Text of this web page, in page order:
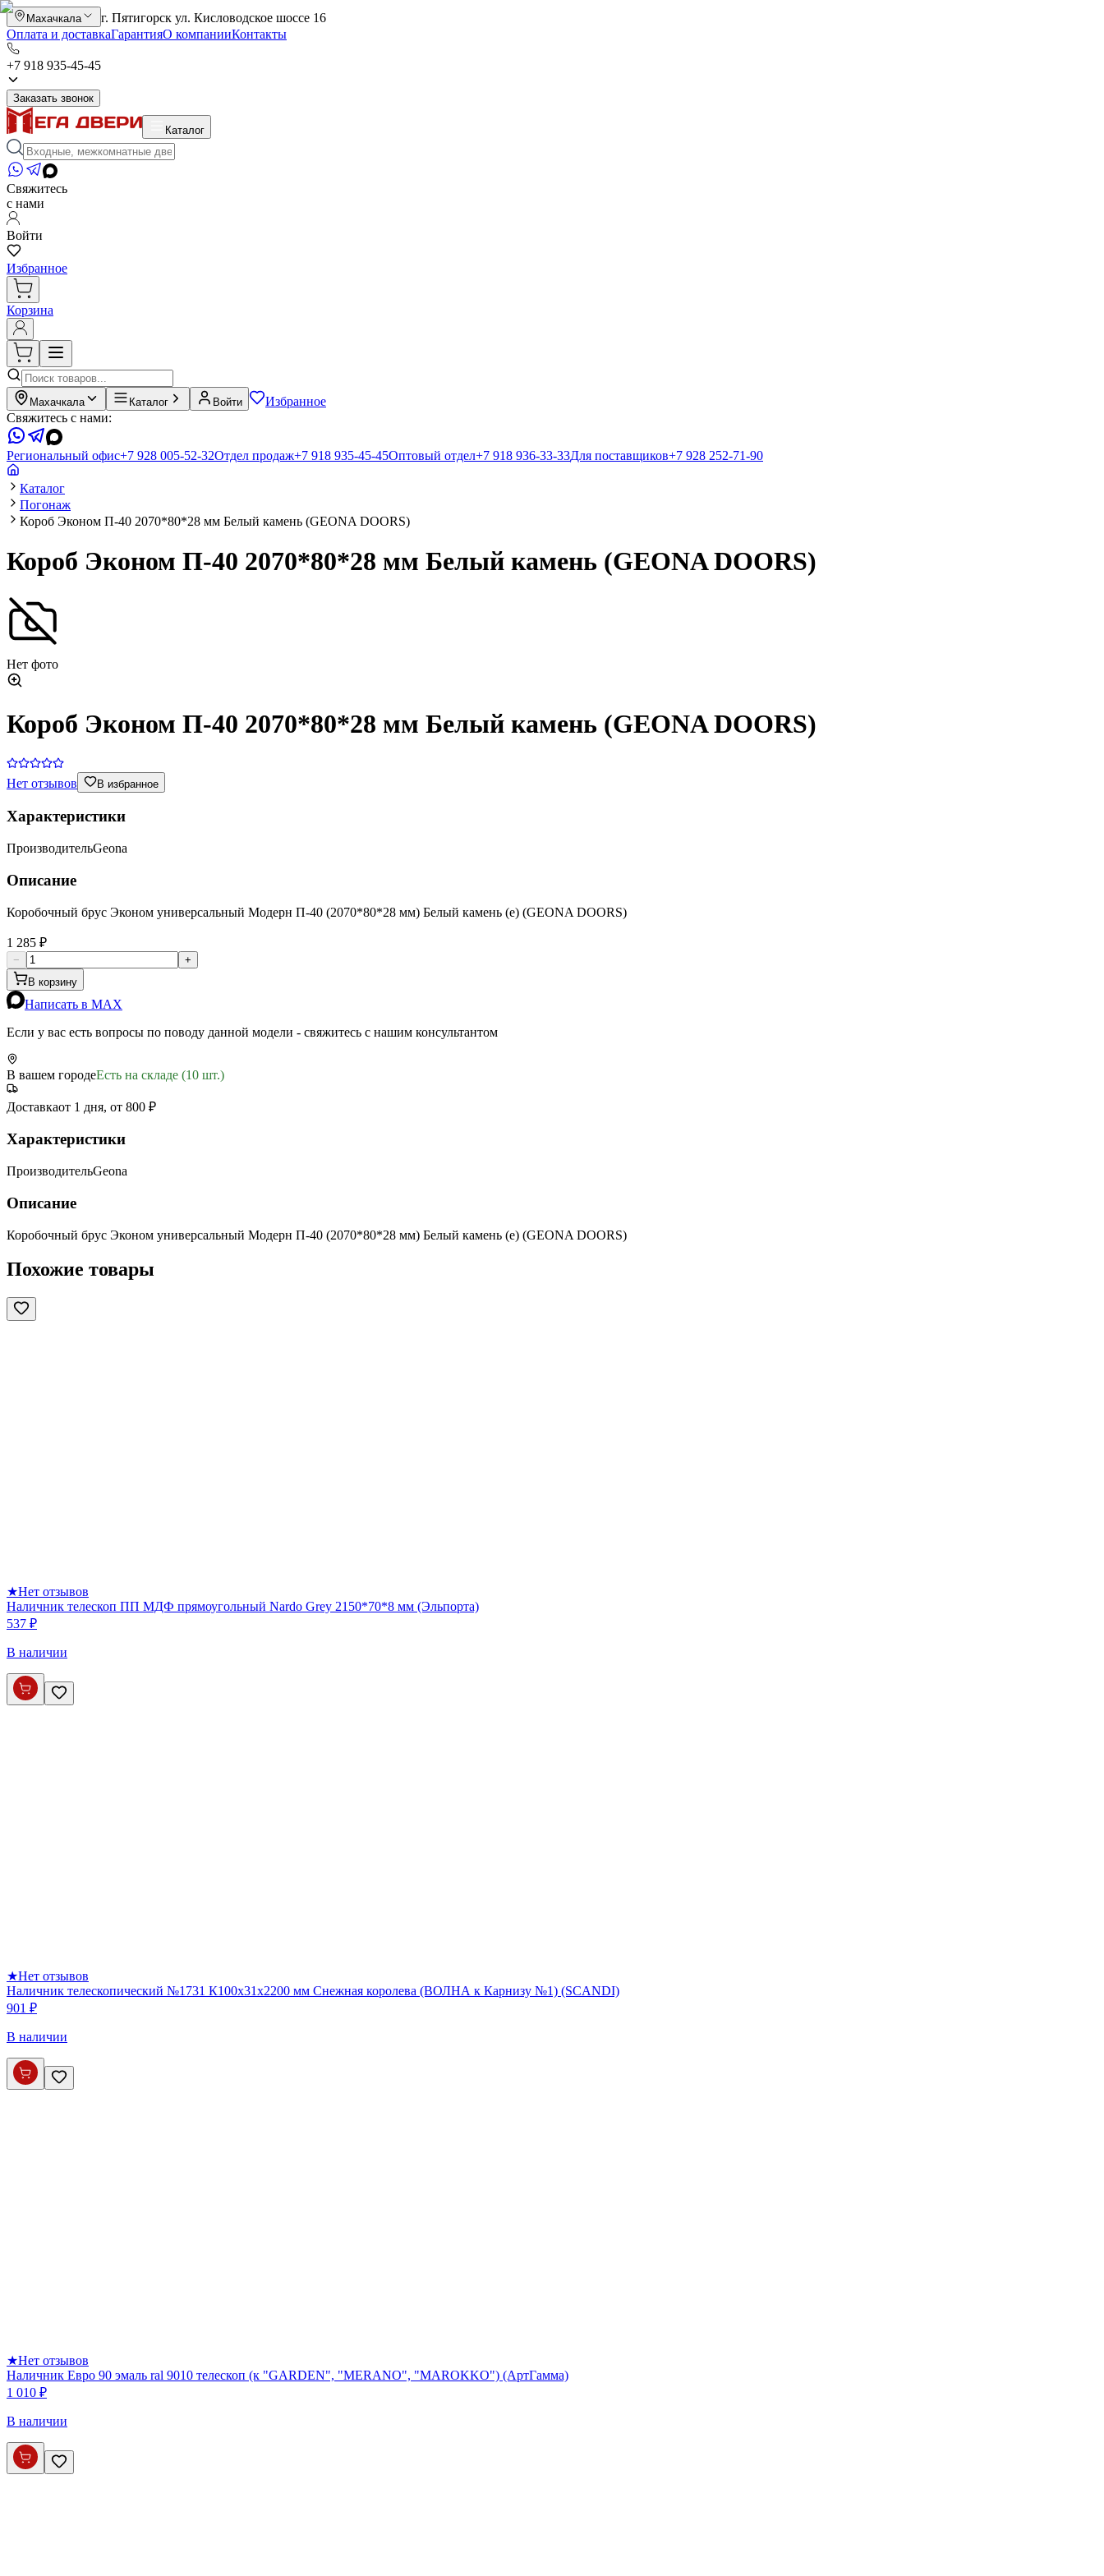
Махачкала
г. Пятигорск ул. Кисловодское шоссе 16
Оплата и доставкаГарантияО компанииКонтакты
+7 918 935-45-45
Заказать звонок
Каталог
Свяжитесь
с нами
Войти
Избранное
Корзина
Махачкала Каталог Войти
Избранное
Свяжитесь с нами:
Региональный офис+7 928 005-52-32Отдел продаж+7 918 935-45-45Оптовый отдел+7 918 936-33-33Для поставщиков+7 928 252-71-90
Каталог
Погонаж
Короб Эконом П-40 2070*80*28 мм Белый камень (GEONA DOORS)
Короб Эконом П-40 2070*80*28 мм Белый камень (GEONA DOORS)
Нет фото
Короб Эконом П-40 2070*80*28 мм Белый камень (GEONA DOORS)
Нет отзывов В избранное
Характеристики
ПроизводительGeona
Описание
Коробочный брус Эконом универсальный Модерн П-40 (2070*80*28 мм) Белый камень (е) (GEONA DOORS)
1 285 ₽
−
+
В корзину
Написать в MAX
Если у вас есть вопросы по поводу данной модели - свяжитесь с нашим консультантом
В вашем городеЕсть на складе (10 шт.)
Доставкаот 1 дня, от 800 ₽
Характеристики
ПроизводительGeona
Описание
Коробочный брус Эконом универсальный Модерн П-40 (2070*80*28 мм) Белый камень (е) (GEONA DOORS)
Похожие товары
★Нет отзывов
Наличник телескоп ПП МДФ прямоугольный Nardo Grey 2150*70*8 мм (Эльпорта)
537 ₽
В наличии
★Нет отзывов
Наличник телескопический №1731 К100х31х2200 мм Снежная королева (ВОЛНА к Карнизу №1) (SCANDI)
901 ₽
В наличии
★Нет отзывов
Наличник Евро 90 эмаль ral 9010 телескоп (к "GARDEN", "MERANO", "MAROKKO") (АртГамма)
1 010 ₽
В наличии